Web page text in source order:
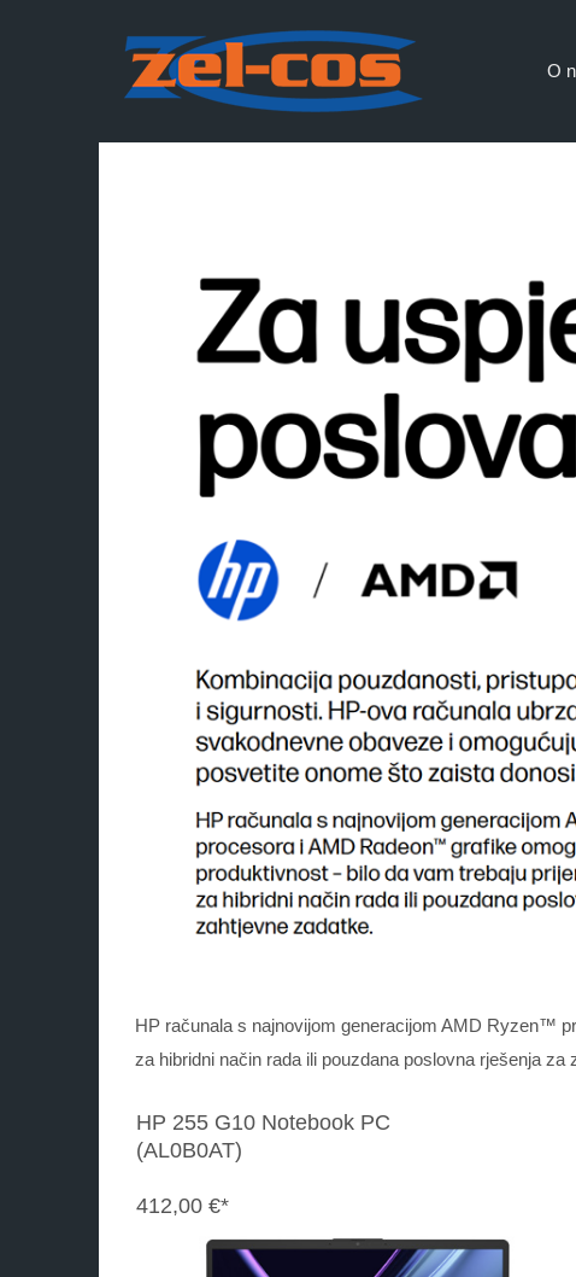
O
HP računala s najnovijom generacijom AMD Ryzen™
za hibridni način rada ili pouzdana poslovna rješenja za
HP 255 G10 Notebook PC
(AL0B0AT)
412,00 €*